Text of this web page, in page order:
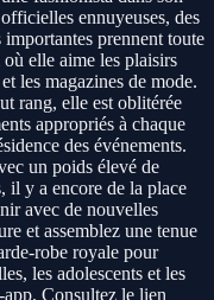
ennuyeuses, des
importantes prennent toute
elle aime les plaisirs
les magazines de mode.
rang, elle est oblitérée
appropriés à chaque
des événements.
un poids élevé de
il y a encore de la place
avec de nouvelles
et assemblez une tenue
robe royale pour
les adolescents et les
app. Consultez le lien